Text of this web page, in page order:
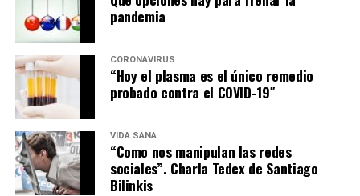
pandemia
CORONAVIRUS
“Hoy el plasma es el único remedio
probado contra el COVID-19″
VIDA SANA
“Como nos manipulan las redes
sociales”. Charla Tedex de Santiago
Bilinkis